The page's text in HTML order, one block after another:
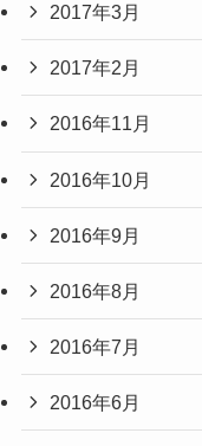
2017年3月
2017年2月
2016年11月
2016年10月
2016年9月
2016年8月
2016年7月
2016年6月